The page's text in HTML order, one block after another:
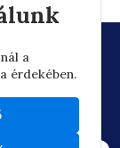
AJÁNLÁS
FACEBOOK
a
érdekében.